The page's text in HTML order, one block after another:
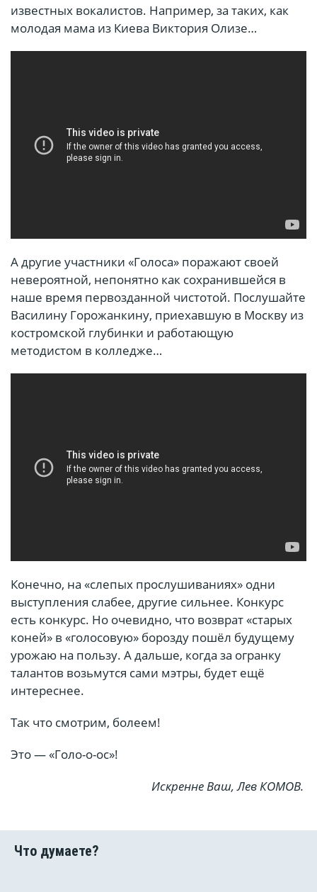
известных вокалистов. Например, за таких, как
молодая мама из Киева Виктория Олизе…
А другие участники «Голоса» поражают своей
невероятной, непонятно как сохранившейся в
наше время первозданной чистотой. Послушайте
Василину Горожанкину, приехавшую в Москву из
костромской глубинки и работающую
методистом в колледже…
Конечно, на «слепых прослушиваниях» одни
выступления слабее, другие сильнее. Конкурс
есть конкурс. Но очевидно, что возврат «старых
коней» в «голосовую» борозду пошёл будущему
урожаю на пользу. А дальше, когда за огранку
талантов возьмутся сами мэтры, будет ещё
интереснее.
Так что смотрим, болеем!
Это — «Голо-о-ос»!
Искренне Ваш, Лев КОМОВ.